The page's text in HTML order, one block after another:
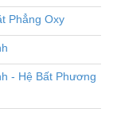
Phẳng Oxy
- Hệ Bất Phương